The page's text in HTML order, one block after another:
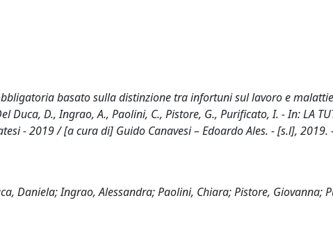
basato sulla distinzione tra infortuni sul lavoro e
Duca, D., Ingrao, A., Paolini, C., Pistore, G., Purificato, I. - In: LA
- 2019 / [a cura di] Guido Canavesi – Edoardo Ales. - [s.l],
Daniela; Ingrao, Alessandra; Paolini, Chiara; Pistore, Giovanna;